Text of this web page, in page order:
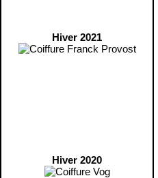
Hiver 2021
Hiver 2020